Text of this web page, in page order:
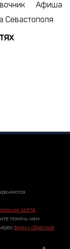
Афиша
Севастополя
сайта.
помочь нам
форму обратной